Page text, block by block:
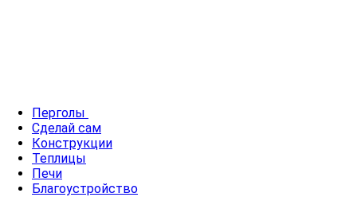
Перголы
Сделай сам
Конструкции
Теплицы
Печи
Благоустройство